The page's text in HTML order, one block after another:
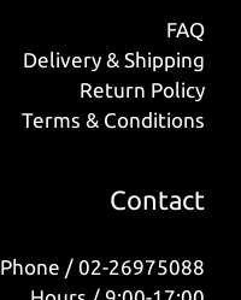
FAQ
Delivery & Shipping
Return Policy
Terms & Conditions
Contact
Phone / 02-26975088